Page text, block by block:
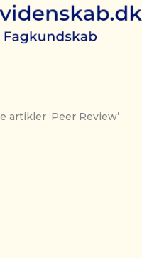
‘Peer Review’